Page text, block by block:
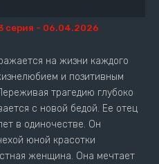
серия - 06.04.2026
на жизни каждого
и позитивным
трагедию глубоко
с новой бедой. Ее отец
в одиночестве. Он
юной красотки
женщина. Она мечтает